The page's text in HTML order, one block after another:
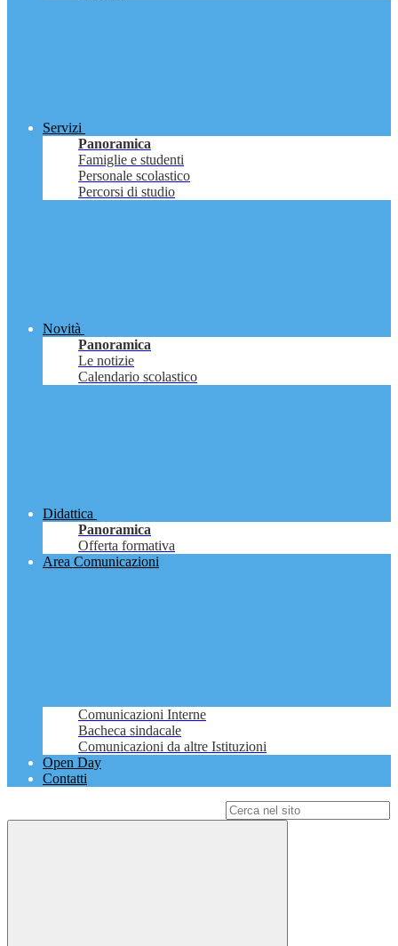
Servizi
Panoramica
Famiglie e studenti
Personale scolastico
Percorsi di studio
Novità
Panoramica
Le notizie
Calendario scolastico
Didattica
Panoramica
Offerta formativa
Area Comunicazioni
Comunicazioni Interne
Bacheca sindacale
Comunicazioni da altre Istituzioni
Open Day
Contatti